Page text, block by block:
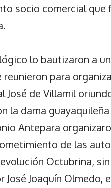
socio comercial
lo bautizaron a
para
José de Villamil
la dama
Antepara
de las
Octubrina,
Joaquín Olmedo,